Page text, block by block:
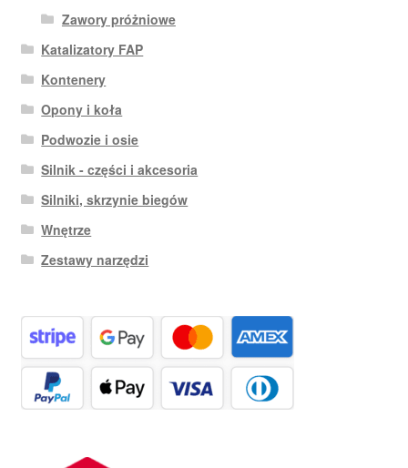
Zawory próżniowe
Katalizatory FAP
Kontenery
Opony i koła
Podwozie i osie
Silnik - części i akcesoria
Silniki, skrzynie biegów
Wnętrze
Zestawy narzędzi